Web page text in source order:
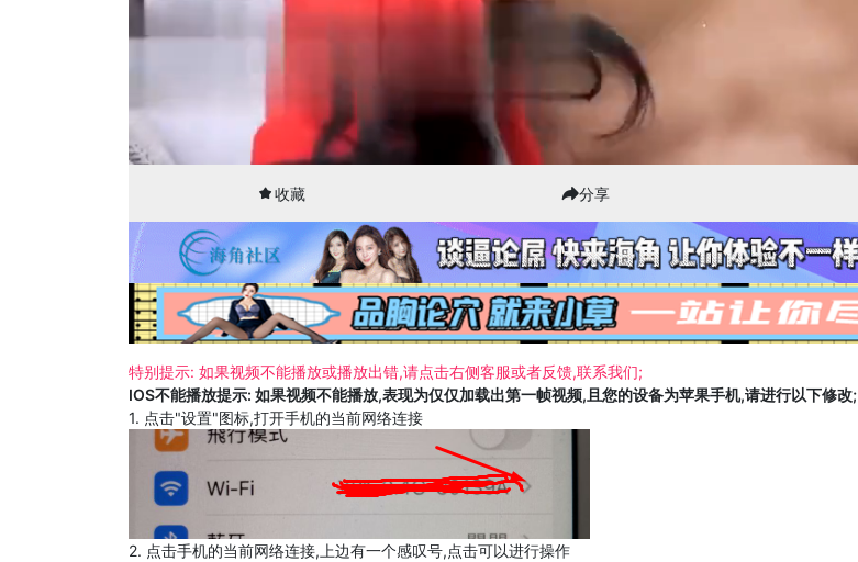
00:16
收藏 分享
特别提示: 如果视频不能播放或播放出错,请点击右侧客服或者反馈,联系我们;
IOS不能播放提示: 如果视频不能播放,表现为仅仅加载出第一帧视频,且您的设备为苹果手机,请进行以下修改;
1. 点击"设置"图标,打开手机的当前网络连接
2. 点击手机的当前网络连接,上边有一个感叹号,点击可以进行操作